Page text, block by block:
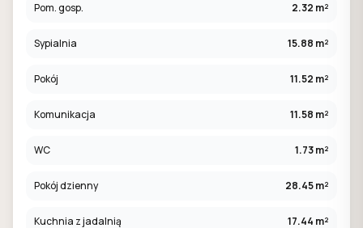
Pom. gosp. 2.32 m²
Sypialnia 15.88 m²
Pokój 11.52 m²
Komunikacja 11.58 m²
WC 1.73 m²
Pokój dzienny 28.45 m²
Kuchnia z jadalnią 17.44 m²